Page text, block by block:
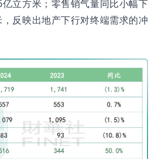
立方米；零售销气量同比小幅下
反映出地产下行对终端需求的冲